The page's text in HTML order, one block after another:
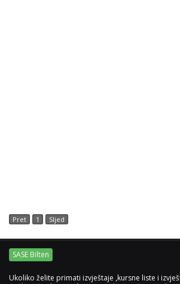
Pret 1 Sljed
SASE Bilten
Ukoliko želite primati izvještaje ,kursne liste i